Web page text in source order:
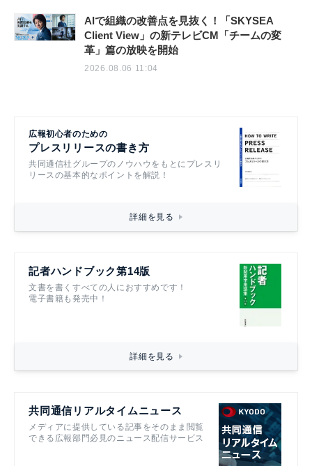
AIで組織の改善点を見抜く！「SKYSEA
Client View」の新テレビCM「チームの変
革」篇の放映を開始
2026.08.06 11:04
広報初心者のための
プレスリリースの書き方
共同通信社グループのノウハウをもとにプレスリ
リースの基本的なポイントを解説！
詳細を見る
記者ハンドブック第14版
文書を書くすべての人におすすめです！
電子書籍も発売中！
詳細を見る
共同通信リアルタイムニュース
メディアに提供している記事をそのまま閲覧
できる広報部門必見のニュース配信サービス